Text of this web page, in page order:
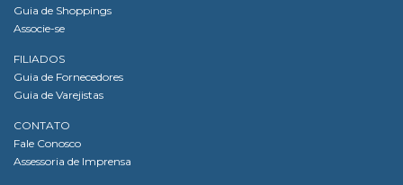
Guia de Shoppings
Associe-se
FILIADOS
Guia de Fornecedores
Guia de Varejistas
CONTATO
Fale Conosco
Assessoria de Imprensa